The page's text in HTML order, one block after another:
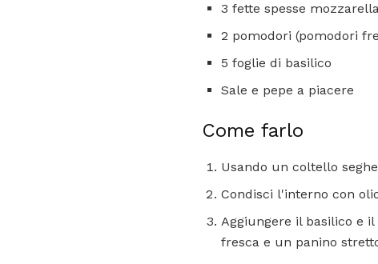
3 fette spesse
2 pomodori (pomodori
5 foglie di basilico
Sale e pepe a piacere
Come farlo
Usando un coltello
Condisci l'interno con
Aggiungere il basilico e
fresca e un panino